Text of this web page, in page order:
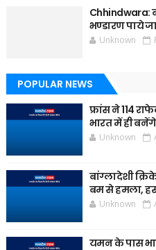
Chhindwara:
भण्डारण पाये
Unknown
POPULAR NEWS
फ्रांस ने 114
भारत में ही
Unknown
बांग्लादेशी
बम से हमला,
Unknown
यमन के पास